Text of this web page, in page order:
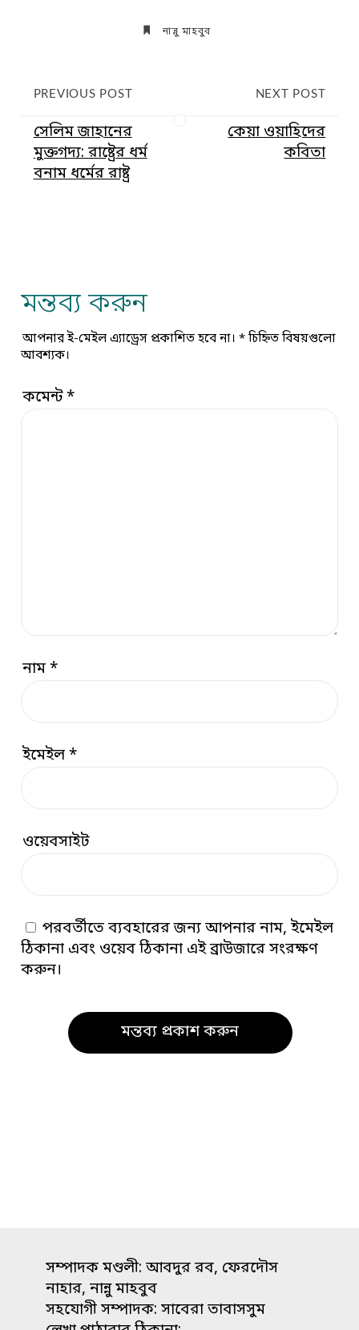
নান্নু মাহবুব
PREVIOUS POST
সেলিম জাহানের
মুক্তগদ্য: রাষ্ট্রের ধর্ম
বনাম ধর্মের রাষ্ট্র
NEXT POST
কেয়া ওয়াহিদের
কবিতা
মন্তব্য করুন
আপনার ই-মেইল এ্যাড্রেস প্রকাশিত হবে না। *চিহ্নিত বিষয়গুলো
আবশ্যক।
কমেন্ট*
নাম*
ইমেইল*
ওয়েবসাইট
পরবর্তীতে ব্যবহারের জন্য আপনার নাম, ইমেইল
ঠিকানা এবং ওয়েব ঠিকানা এই ব্রাউজারে সংরক্ষণ
করুন।
সম্পাদক মণ্ডলী: আবদুর রব, ফেরদৌস
নাহার, নান্নু মাহবুব
সহযোগী সম্পাদক: সাবেরা তাবাসসুম